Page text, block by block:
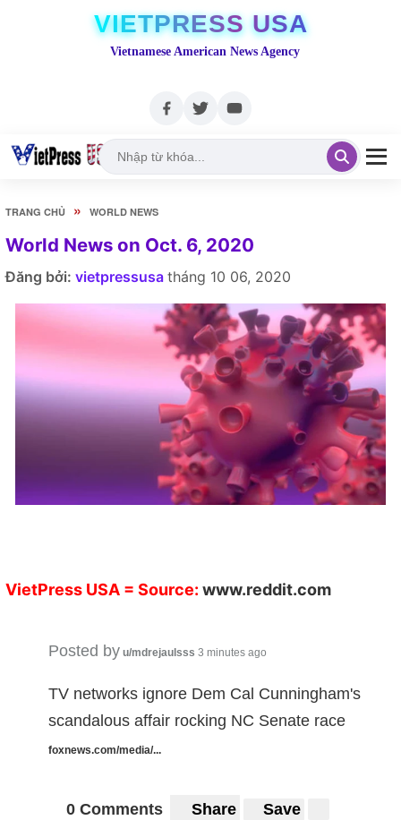
VIETPRESS USA
Vietnamese American News Agency
TRANG CHỦ » WORLD NEWS
World News on Oct. 6, 2020
Đăng bởi: vietpressusa tháng 10 06, 2020
VietPress USA = Source: www.reddit.com
Posted by u/mdrejaulsss 3 minutes ago
TV networks ignore Dem Cal Cunningham's
scandalous affair rocking NC Senate race
foxnews.com/media/...
0 Comments Share Save